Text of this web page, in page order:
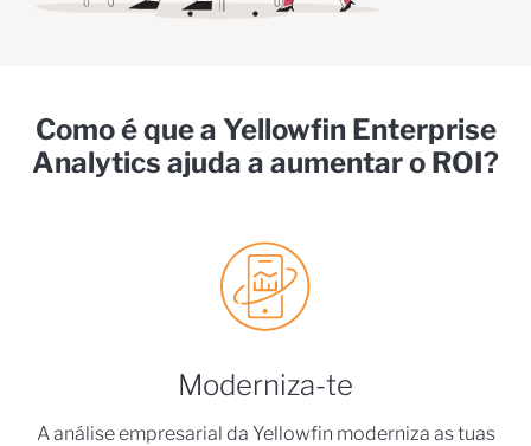
Como é que a Yellowfin Enterprise
Analytics ajuda a aumentar o ROI?
Moderniza-te
A análise empresarial da Yellowfin moderniza as tuas